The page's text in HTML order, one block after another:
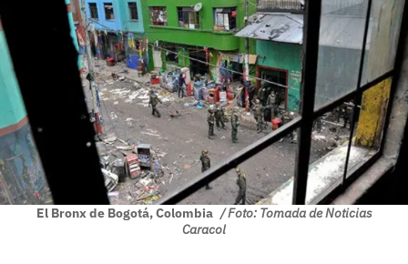
El Bronx de Bogotá, Colombia / Foto: Tomada de Noticias
Caracol